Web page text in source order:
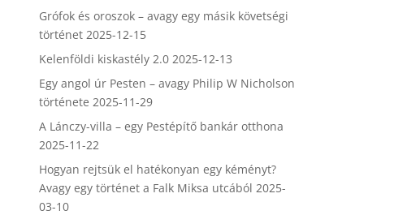
Grófok és oroszok – avagy egy másik követségi
történet 2025-12-15
Kelenföldi kiskastély 2.0 2025-12-13
Egy angol úr Pesten – avagy Philip W Nicholson
története 2025-11-29
A Lánczy-villa – egy Pestépítő bankár otthona
2025-11-22
Hogyan rejtsük el hatékonyan egy kéményt?
Avagy egy történet a Falk Miksa utcából 2025-
03-10